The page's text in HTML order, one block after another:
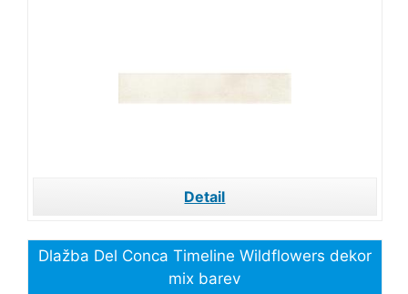
Detail
Dlažba Del Conca Timeline Wildflowers dekor
mix barev